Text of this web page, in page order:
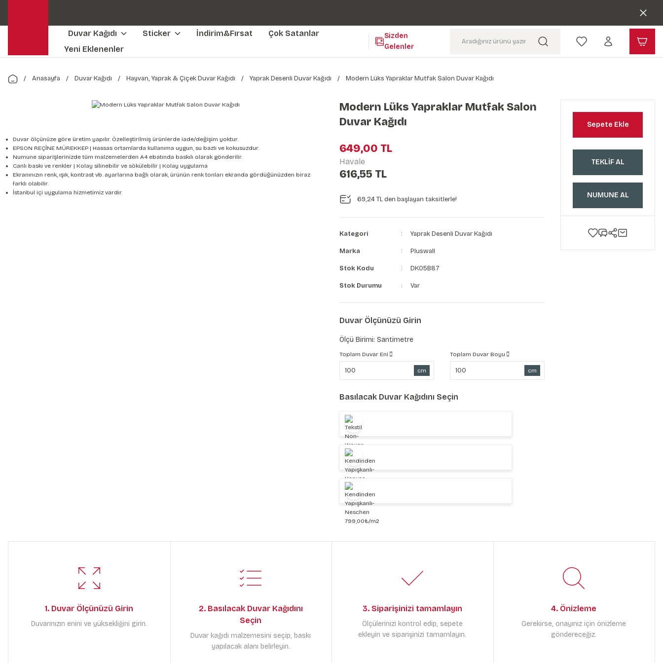
Kendinden Yapışkanlı Kolay Uygulanan Duvar Kağıtları😇
Duvar Kağıdı Sticker İndirim&Fırsat
Çok Satanlar
Yeni Eklenenler
Sizden
Gelenler
Anasayfa Duvar Kağıdı Hayvan, Yaprak & Çiçek Duvar Kağıdı Yaprak Desenli Duvar Kağıdı Modern Lüks Yapraklar Mutfak Salon Duvar Kağıdı
Duvar ölçünüze göre üretim yapılır. Özelleştirilmiş ürünlerde iade/değişim yoktur.
EPSON REÇİNE MÜREKKEP | Hassas ortamlarda kullanıma uygun, su bazlı ve kokusuzdur.
Numune siparişlerinizde tüm malzemelerden A4 ebatında baskılı olarak gönderilir.
Canlı baskı ve renkler | Kolay silinebilir ve sökülebilir | Kolay uygulama
Ekranınızın renk, ışık, kontrast vb. ayarlarına bağlı olarak, ürünün renk tonları ekranda gördüğünüzden biraz
farklı olabilir.
İstanbul içi uygulama hizmetimiz vardır.
Modern Lüks Yapraklar Mutfak Salon
Duvar Kağıdı
649,00 TL
Havale
616,55 TL
69,24 TL den başlayan taksitlerle!
Kategori Yaprak Desenli Duvar Kağıdı
Marka Pluswall
Stok Kodu DK05B87
Stok Durumu Var
Duvar Ölçünüzü Girin
Ölçü Birimi: Santimetre
Toplam Duvar Eni
cm
Toplam Duvar Boyu
cm
Basılacak Duvar Kağıdını Seçin
Sepete Ekle
TEKLİF AL
NUMUNE AL
1. Duvar Ölçünüzü Girin
Duvarınızın enini ve yüksekliğini girin.
2. Basılacak Duvar Kağıdını
Seçin
Duvar kağıdı malzemesini seçip, baskı
yapılacak alanı belirleyin.
3. Siparişinizi tamamlayın
Ölçülerinizi kontrol edip, sepete
ekleyin ve siparişinizi tamamlayın.
4. Önizleme
Gerekirse, onayınız için önizleme
göndereceğiz.